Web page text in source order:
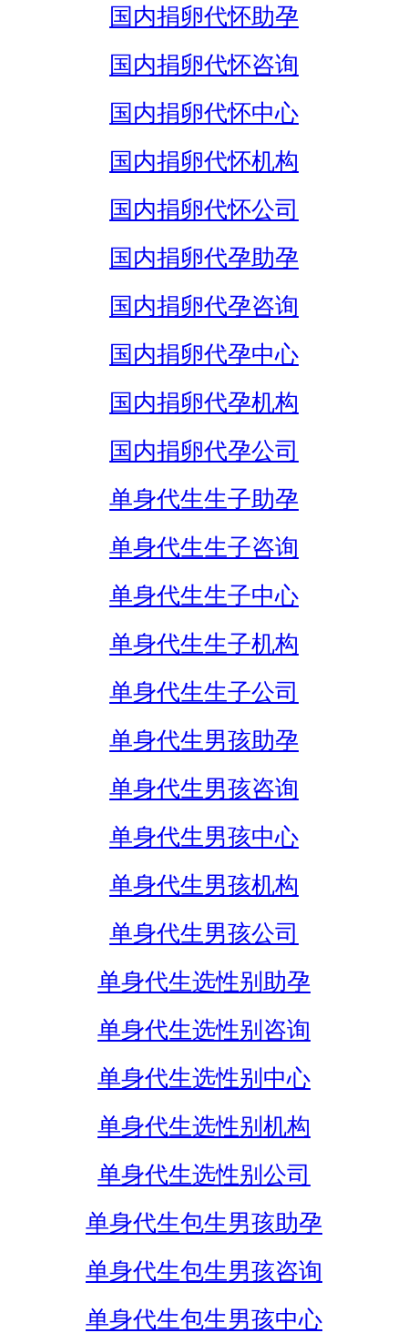
国内捐卵代怀助孕
国内捐卵代怀咨询
国内捐卵代怀中心
国内捐卵代怀机构
国内捐卵代怀公司
国内捐卵代孕助孕
国内捐卵代孕咨询
国内捐卵代孕中心
国内捐卵代孕机构
国内捐卵代孕公司
单身代生生子助孕
单身代生生子咨询
单身代生生子中心
单身代生生子机构
单身代生生子公司
单身代生男孩助孕
单身代生男孩咨询
单身代生男孩中心
单身代生男孩机构
单身代生男孩公司
单身代生选性别助孕
单身代生选性别咨询
单身代生选性别中心
单身代生选性别机构
单身代生选性别公司
单身代生包生男孩助孕
单身代生包生男孩咨询
单身代生包生男孩中心